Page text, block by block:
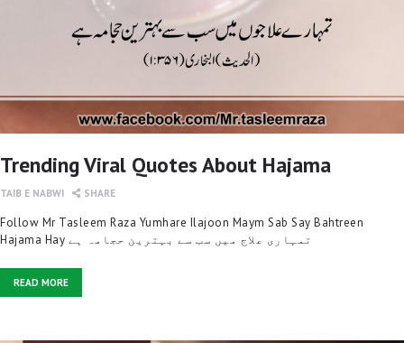
Trending Viral Quotes About Hajama
TAIB E NABWI SHARE
Follow Mr Tasleem Raza Yumhare Ilajoon Maym Sab Say Bahtreen
READ MORE